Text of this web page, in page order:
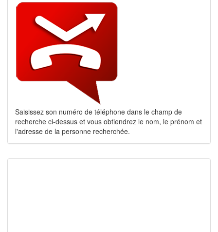
Saisissez son numéro de téléphone dans le champ de
recherche ci-dessus et vous obtiendrez le nom, le prénom et
l'adresse de la personne recherchée.